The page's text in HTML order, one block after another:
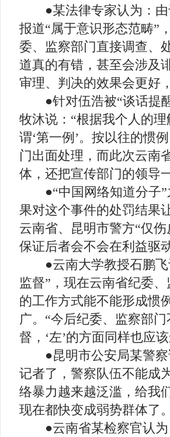
●某法律专家认为：由
报道“属于意识形态范畴”
委、监察部门直接调查、
道真的有错，甚至会涉及
审理、判决的效果会更好
●针对伍浩被“谈话提醒
牧沐说：“根据我个人的
谓‘第一例’。按以往的惯
门出面处理，而此次云南
体，还把宣传部门的领导
●“中国网络知道分子”
果对这个事件的处罚结果
云南省、昆明市警方“仅
保证后者会不会在利益驱
●云南大学教授石鹏飞
监督”，现在云南省纪委
的工作方式能不能形成惯
广。“今后纪委、监察部
督，‘左’的方面同样也应
●昆明市公安局某警察
记者了，警察队伍不能成
络暴力越来越泛滥，给我
现在都快变成弱势群体了
●云南省某检察官认为